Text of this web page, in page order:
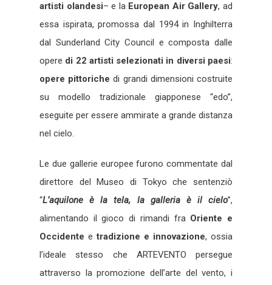
artisti olandesi– e laEuropean Air Gallery, ad
essa ispirata, promossa dal 1994 in Inghilterra
dal Sunderland City Council e composta dalle
opere di 22 artisti selezionati in diversi paesi:
opere pittoriche di grandi dimensioni costruite
su modello tradizionale giapponese “edo”,
eseguite per essere ammirate a grande distanza
nel cielo.
Le due gallerie europee furono commentate dal
direttore del Museo di Tokyo che sentenziò
“L’aquilone è la tela, la galleria è il cielo”,
alimentando il gioco di rimandi fra Oriente e
Occidente etradizione e innovazione, ossia
l’ideale stesso che ARTEVENTO persegue
attraverso la promozione dell’arte del vento, i